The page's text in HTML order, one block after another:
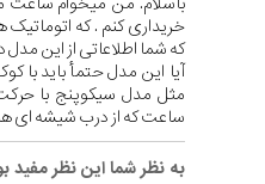
خریداری کنم . که
که شما اطلاعاتی از این مدل
آیا این مدل حتمأ باید با
مثل مدل سیکوپنج با
ساعت که از درب شیشه ای
به نظر شما این نظر مفید